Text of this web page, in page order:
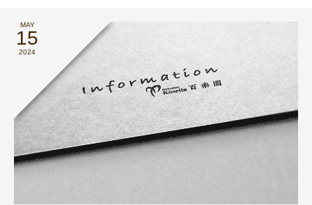
MAY
15
2024